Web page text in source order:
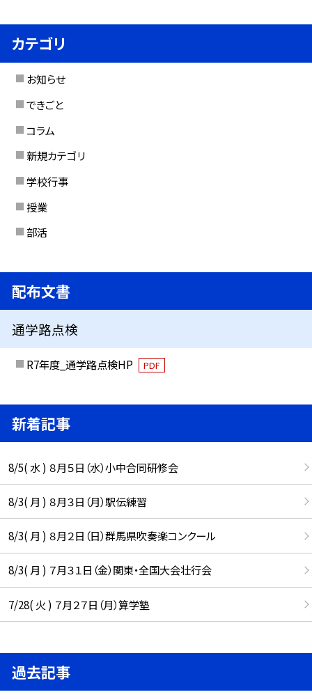
カテゴリ
お知らせ
できごと
コラム
新規カテゴリ
学校行事
授業
部活
配布文書
通学路点検
R7年度_通学路点検HP PDF
新着記事
8/5( 水 ) ８月５日（水）小中合同研修会
8/3( 月 ) ８月３日（月）駅伝練習
8/3( 月 ) ８月２日（日）群馬県吹奏楽コンクール
8/3( 月 ) ７月３１日（金）関東・全国大会壮行会
7/28( 火 ) ７月２７日（月）算学塾
過去記事